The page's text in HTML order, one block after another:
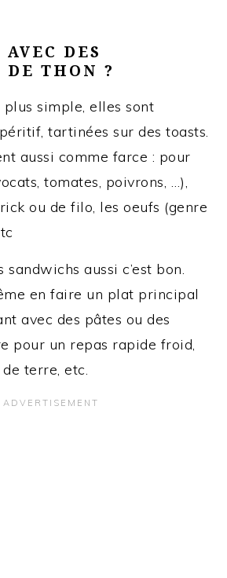
DES
THON ?
plus simple, elles sont
tartinées sur des toasts.
aussi comme farce : pour
tomates, poivrons, …),
ou de filo, les oeufs (genre
aussi c’est bon.
en faire un plat principal
avec des pâtes ou des
pour un repas rapide froid,
terre, etc.